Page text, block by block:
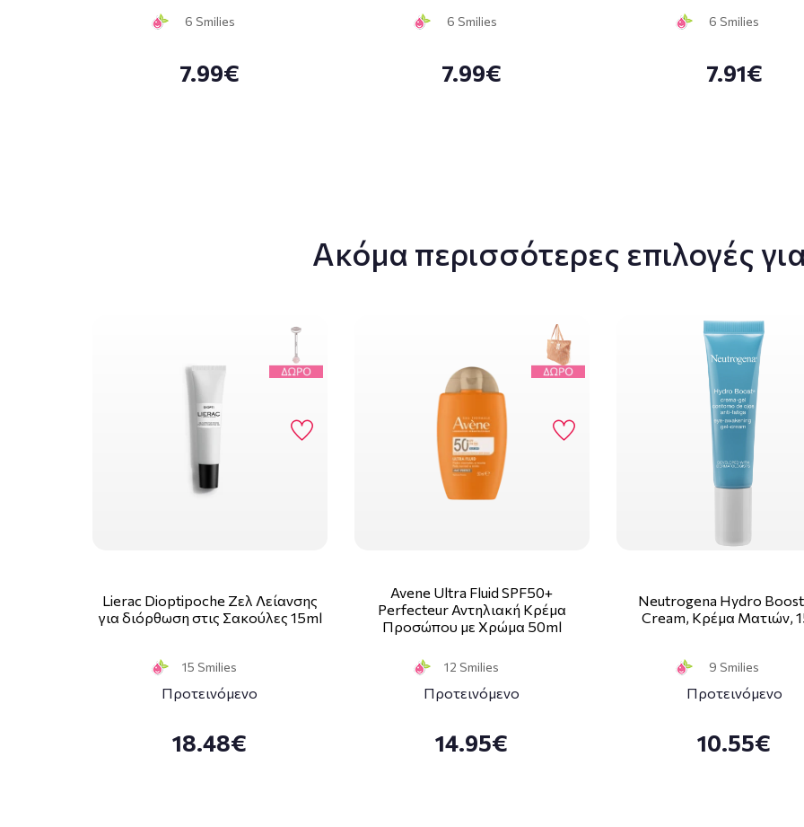
6 Smilies
7.99€
6 Smilies
7.99€
6 Smilies
7.91€
Ακόμα περισσότερες επιλογές
Lierac Dioptipoche Ζελ Λείανσης
για διόρθωση στις Σακούλες 15ml
15 Smilies
Προτεινόμενο
18.48€
Avene Ultra Fluid SPF50+
Perfecteur Αντηλιακή Κρέμα
Προσώπου με Χρώμα 50ml
12 Smilies
Προτεινόμενο
14.95€
Neutrogena Hydro
Cream, Κρέμα Ματιών,
9 Smilies
Προτεινόμενο
10.55€